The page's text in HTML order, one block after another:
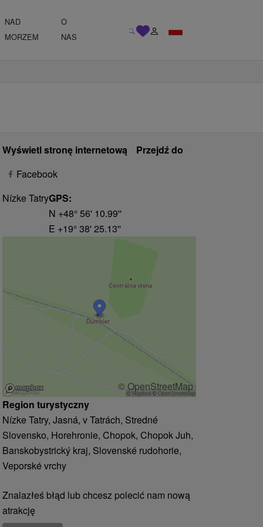
NAD
MORZEM
O
NAS
Wyświetl stronę internetową
Przejdź do
Facebook
Nízke TatryGPS:
N +48° 56' 10.99''
E +19° 38' 25.13''
© OpenStreetMap
Region turystyczny
Nízke Tatry, Jasná, v Tatrách, Stredné
Slovensko, Horehronie, Chopok, Chopok Juh,
Banskobystrický kraj, Slovenské rudohorie,
Veporské vrchy
Znalazłeś błąd lub chcesz polecić nam nową
atrakcję